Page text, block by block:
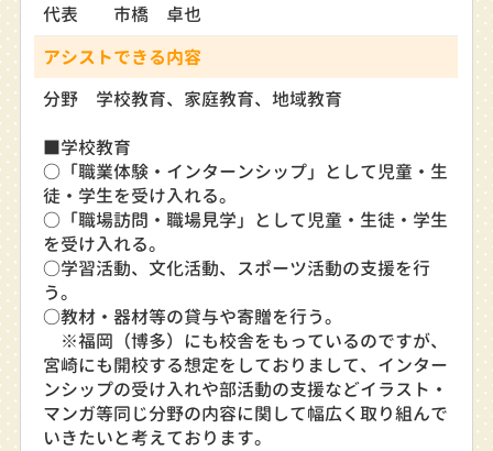
代表 市橋 卓也
アシストできる内容
分野 学校教育、家庭教育、地域教育
■学校教育
○「職業体験・インターンシップ」として児童・生
徒・学生を受け入れる。
○「職場訪問・職場見学」として児童・生徒・学生
を受け入れる。
○学習活動、文化活動、スポーツ活動の支援を行
う。
○教材・器材等の貸与や寄贈を行う。
※福岡（博多）にも校舎をもっているのですが、
宮崎にも開校する想定をしておりまして、インター
ンシップの受け入れや部活動の支援などイラスト・
マンガ等同じ分野の内容に関して幅広く取り組んで
いきたいと考えております。